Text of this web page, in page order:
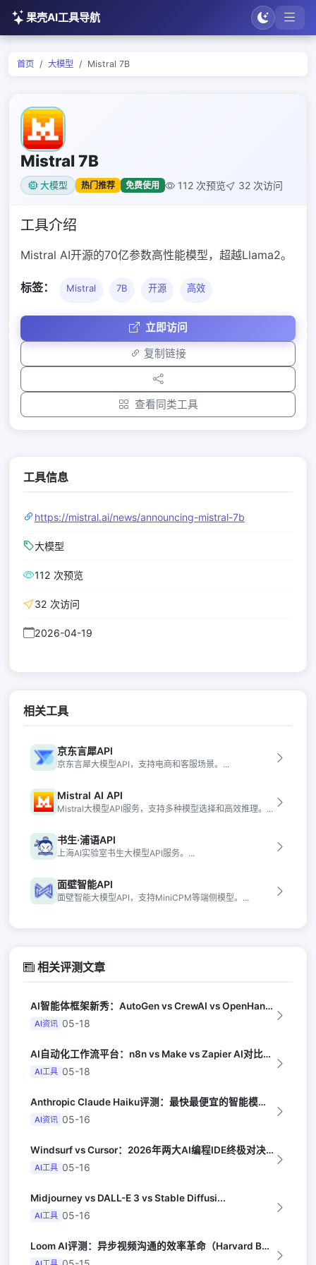
果壳AI工具导航
首页 大模型 Mistral 7B
Mistral 7B
大模型 热门推荐 免费使用 112 次预览 32 次访问
工具介绍
Mistral AI开源的70亿参数高性能模型，超越Llama2。
标签： Mistral 7B 开源 高效
立即访问
复制链接
查看同类工具
工具信息
https://mistral.ai/news/announcing-mistral-7b
大模型
112 次预览
32 次访问
2026-04-19
相关工具
京东言犀API
京东言犀大模型API，支持电商和客服场景。...
Mistral AI API
Mistral大模型API服务，支持多种模型选择和高效推理。...
书生·浦语API
上海AI实验室书生大模型API服务。...
面壁智能API
面壁智能大模型API，支持MiniCPM等端侧模型。...
相关评测文章
AI智能体框架新秀：AutoGen vs CrewAI vs OpenHands...
AI资讯 05-18
AI自动化工作流平台：n8n vs Make vs Zapier AI对比（Au...
AI工具 05-18
Anthropic Claude Haiku评测：最快最便宜的智能模型（Late...
AI资讯 05-16
Windsurf vs Cursor：2026年两大AI编程IDE终极对决实测（...
AI工具 05-16
Midjourney vs DALL-E 3 vs Stable Diffusi...
AI工具 05-16
Loom AI评测：异步视频沟通的效率革命（Harvard Business R...